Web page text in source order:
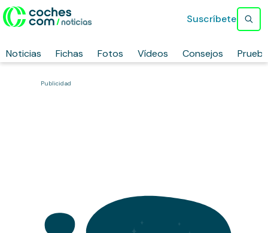
Noticias Fichas Fotos Vídeos Consejos
Suscríbete
Publicidad